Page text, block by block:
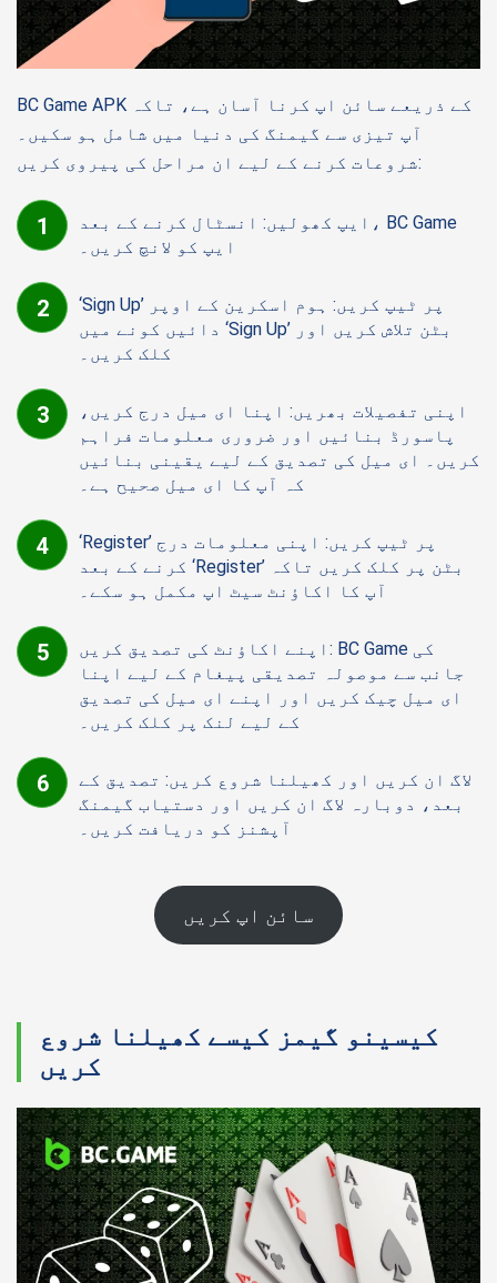
BC Game APK کے ذریعے سائن اپ کرنا آسان ہے، تاکہ
آپ تیزی سے گیمنگ کی دنیا میں شامل ہو سکیں۔
شروعات کرنے کے لیے ان مراحل کی پیروی کریں:
ایپ کھولیں: انسٹال کرنے کے بعد، BC Game
ایپ کو لانچ کریں۔
‘Sign Up’ پر ٹیپ کریں: ہوم اسکرین کے اوپر
دائیں کونے میں ‘Sign Up’ بٹن تلاش کریں اور
کلک کریں۔
اپنی تفصیلات بھریں: اپنا ای میل درج کریں،
پاسورڈ بنائیں اور ضروری معلومات فراہم
کریں۔ ای میل کی تصدیق کے لیے یقینی بنائیں
کہ آپ کا ای میل صحیح ہے۔
‘Register’ پر ٹیپ کریں: اپنی معلومات درج
کرنے کے بعد ‘Register’ بٹن پر کلک کریں تاکہ
آپ کا اکاؤنٹ سیٹ اپ مکمل ہو سکے۔
اپنے اکاؤنٹ کی تصدیق کریں: BC Game کی
جانب سے موصولہ تصدیقی پیغام کے لیے اپنا
ای میل چیک کریں اور اپنے ای میل کی تصدیق
کے لیے لنک پر کلک کریں۔
لاگ ان کریں اور کھیلنا شروع کریں: تصدیق کے
بعد، دوبارہ لاگ ان کریں اور دستیاب گیمنگ
آپشنز کو دریافت کریں۔
سائن اپ کریں
کیسینو گیمز کیسے کھیلنا شروع
کریں